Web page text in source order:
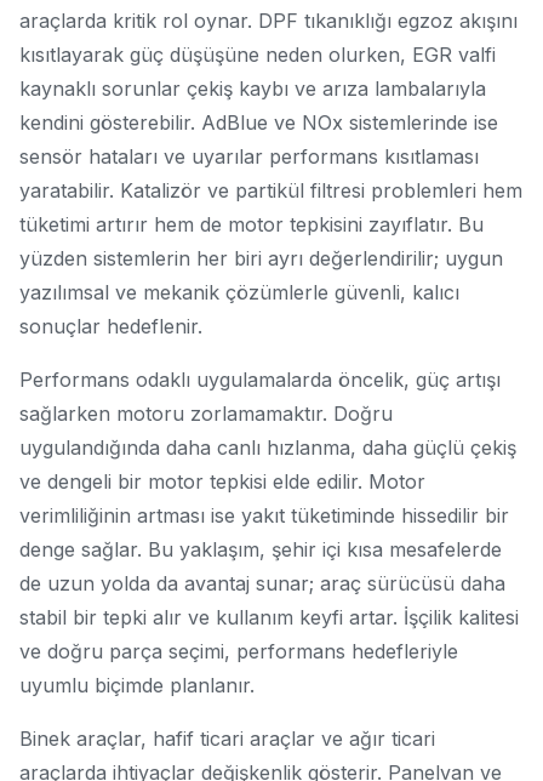
araçlarda kritik rol oynar. DPF tıkanıklığı egzoz akışını
kısıtlayarak güç düşüşüne neden olurken, EGR valfi
kaynaklı sorunlar çekiş kaybı ve arıza lambalarıyla
kendini gösterebilir. AdBlue ve NOx sistemlerinde ise
sensör hataları ve uyarılar performans kısıtlaması
yaratabilir. Katalizör ve partikül filtresi problemleri hem
tüketimi artırır hem de motor tepkisini zayıflatır. Bu
yüzden sistemlerin her biri ayrı değerlendirilir; uygun
yazılımsal ve mekanik çözümlerle güvenli, kalıcı
sonuçlar hedeflenir.
Performans odaklı uygulamalarda öncelik, güç artışı
sağlarken motoru zorlamamaktır. Doğru
uygulandığında daha canlı hızlanma, daha güçlü çekiş
ve dengeli bir motor tepkisi elde edilir. Motor
verimliliğinin artması ise yakıt tüketiminde hissedilir bir
denge sağlar. Bu yaklaşım, şehir içi kısa mesafelerde
de uzun yolda da avantaj sunar; araç sürücüsü daha
stabil bir tepki alır ve kullanım keyfi artar. İşçilik kalitesi
ve doğru parça seçimi, performans hedefleriyle
uyumlu biçimde planlanır.
Binek araçlar, hafif ticari araçlar ve ağır ticari
araçlarda ihtiyaçlar değişkenlik gösterir. Panelvan ve